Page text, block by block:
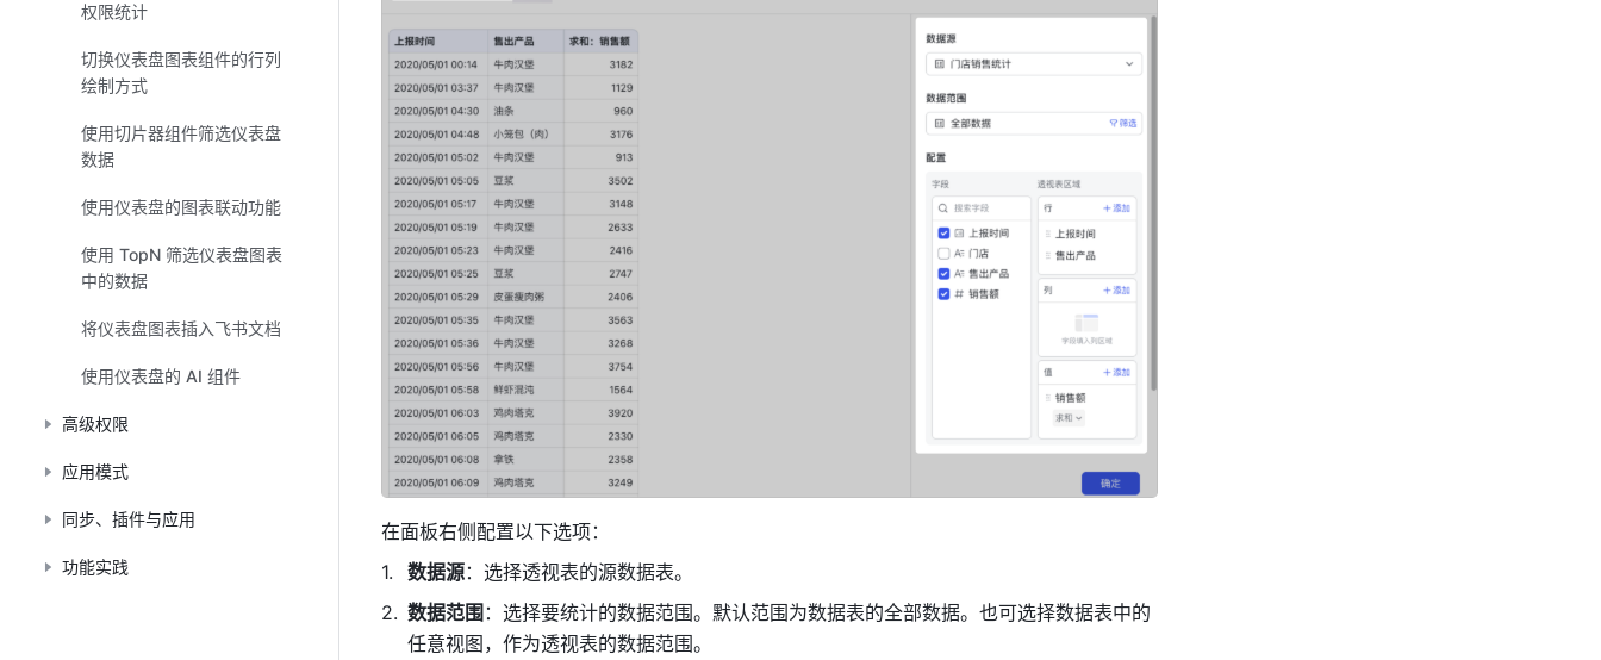
权限统计
切换仪表盘图表组件的行列
绘制方式
使用切片器组件筛选仪表盘
数据
使用仪表盘的图表联动功能
使用 TopN 筛选仪表盘图表
中的数据
将仪表盘图表插入飞书文档
使用仪表盘的 AI 组件
高级权限
应用模式
同步、插件与应用
功能实践
在面板右侧配置以下选项：
数据源：选择透视表的源数据表。
数据范围：选择要统计的数据范围。默认范围为数据表的全部数据。也可选择数据表中的
任意视图，作为透视表的数据范围。